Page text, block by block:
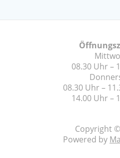
08.30 Uhr –
08.30 Uhr –
14.00 Uhr –
Copyright
Powered by